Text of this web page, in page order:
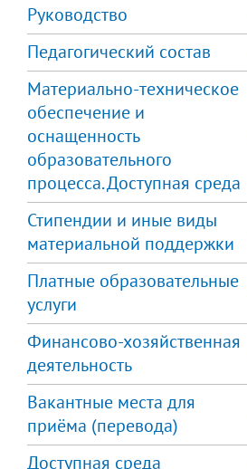
Руководство
Педагогический состав
Материально-техническое
обеспечение и
оснащенность
образовательного
процесса. Доступная среда
Стипендии и иные виды
материальной поддержки
Платные образовательные
услуги
Финансово-хозяйственная
деятельность
Вакантные места для
приёма (перевода)
Доступная среда